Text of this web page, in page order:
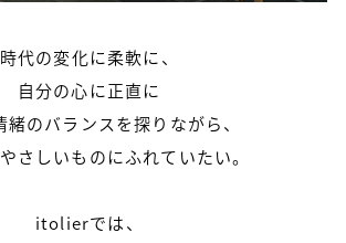
時代の変化に柔軟に、
自分の心に正直に
緒のバランスを探りながら、
さしいものにふれていたい。
itolierでは、